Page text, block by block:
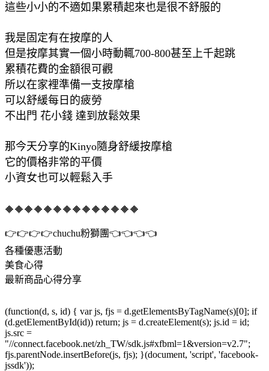
這些小小的不適如果累積起來也是很不舒服的
我是固定有在按摩的人
但是按摩其實一個小時動輒700-800甚至上千起跳
累積花費的金額很可觀
所以在家裡準備一支按摩槍
可以舒緩每日的疲勞
不出門 花小錢 達到放鬆效果
那今天分享的Kinyo隨身舒緩按摩槍
它的價格非常的平價
小資女也可以輕鬆入手
🔶🔶🔶🔶🔶🔶🔶🔶🔶🔶🔶🔶🔶🔶
👉👉👉👉chuchu粉獅團👈👈👈👈
各種優惠活動
美食心得
最新商品心得分享
(function(d, s, id) { var js, fjs = d.getElementsByTagName(s)[0]; if
(d.getElementById(id)) return; js = d.createElement(s); js.id = id;
js.src =
"//connect.facebook.net/zh_TW/sdk.js#xfbml=1&version=v2.7";
fjs.parentNode.insertBefore(js, fjs); }(document, 'script', 'facebook-
jssdk'));